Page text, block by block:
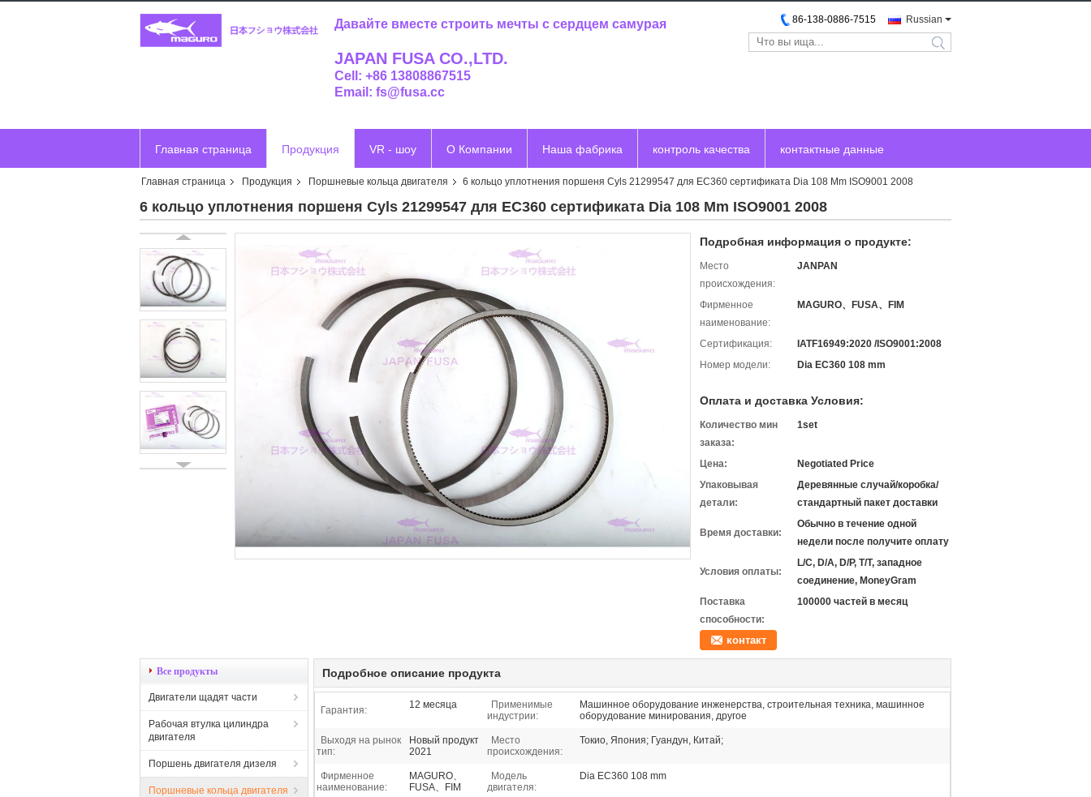
Давайте вместе строить мечты с сердцем самурая
JAPAN FUSA CO.,LTD.
Cell: +86 13808867515
Email: fs@fusa.cc
Russian
86-138-0886-7515
search
Главная страница Продукция VR - шоу О Компании Наша фабрика контроль качества контактные данные
Отправить запрос
Главная страница Продукция Поршневые кольца двигателя 6 кольцо уплотнения поршеня Cyls 21299547 для EC360 сертификата Dia 108 Mm ISO9001 2008
6 кольцо уплотнения поршеня Cyls 21299547 для EC360 сертификата Dia 108 Mm ISO9001 2008
Подробная информация о продукте:
Место
происхождения:
JANPAN
Фирменное
наименование:
MAGURO、FUSA、FIM
Сертификация:
IATF16949:2020 /ISO9001:2008
Номер модели:
Dia EC360 108 mm
Оплата и доставка Условия:
Количество мин
заказа:
1set
Цена:
Negotiated Price
Упаковывая
детали:
Деревянные случай/коробка/
стандартный пакет доставки
Время доставки:
Обычно в течение одной
недели после получите оплату
Условия оплаты:
L/C, D/A, D/P, T/T, западное
соединение, MoneyGram
Поставка
способности:
100000 частей в месяц
контакт
Все продукты
Двигатели щадят части
Рабочая втулка цилиндра
двигателя
Поршень двигателя дизеля
Поршневые кольца двигателя
Подробное описание продукта
Гарантия: 12 месяца
Применимые
индустрии:
Машинное оборудование инженерства, строительная техника, машинное
оборудование минирования, другое
Выходя на рынок
тип:
Новый продукт
2021
Место
происхождения:
Токио, Япония; Гуандун, Китай;
Фирменное
наименование:
MAGURO、
FUSA、FIM
Модель
двигателя:
Dia EC360 108 mm